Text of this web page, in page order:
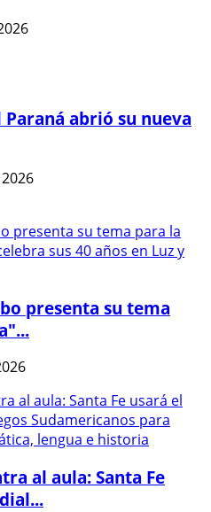
abrió su nueva
presenta su tema
al aula: Santa Fe